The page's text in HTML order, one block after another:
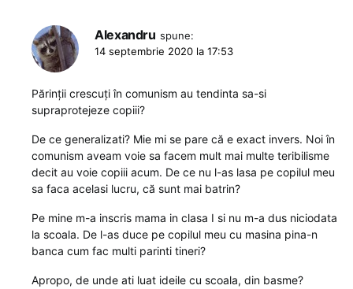
Alexandru spune:
14 septembrie 2020 la 17:53
Părinții crescuți în comunism au tendinta sa-si
supraprotejeze copiii?
De ce generalizati? Mie mi se pare că e exact invers. Noi în
comunism aveam voie sa facem mult mai multe teribilisme
decit au voie copiii acum. De ce nu l-as lasa pe copilul meu
sa faca acelasi lucru, că sunt mai batrin?
Pe mine m-a inscris mama in clasa I si nu m-a dus niciodata
la scoala. De l-as duce pe copilul meu cu masina pina-n
banca cum fac multi parinti tineri?
Apropo, de unde ati luat ideile cu scoala, din basme?